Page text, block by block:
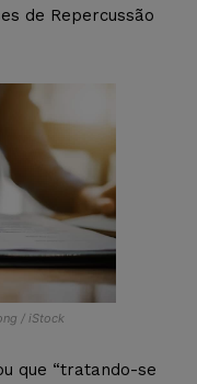
de Repercussão
/ iStock
que “tratando-se